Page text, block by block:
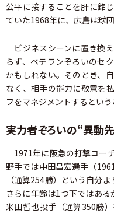
公平に接することを肝に銘
ていた1968年に、広島は球
ビジネスシーンに置き換え
らず、ベテランぞろいのセ
かもしれない。そのとき、
なく、相手の能力に敬意を
フをマネジメントするという
実力者ぞろいの“異動
1971年に阪急の打撃コー
野手では中田昌宏選手（
（通算254勝）という自分
さらに年齢は1つ下ではあ
米田哲也投手（通算350勝